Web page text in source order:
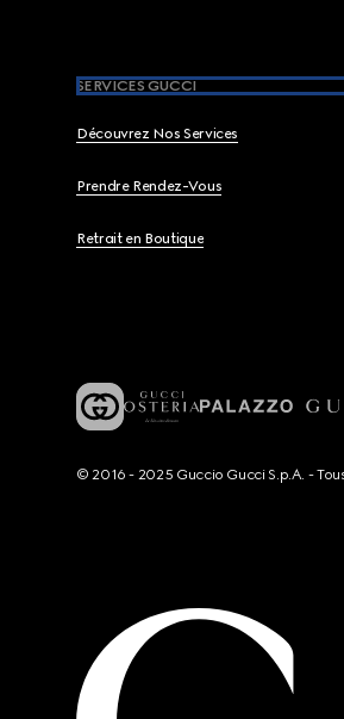
SERVICES GUCCI
Découvrez Nos Services
Prendre Rendez-Vous
Retrait en Boutique
© 2016 - 2025 Guccio Gucci S.p.A. -